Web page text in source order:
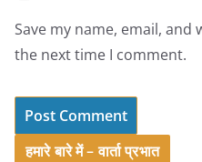
Save my name, email,
the next time I comment.
हमारे बारे में – वार्ता प्रभात